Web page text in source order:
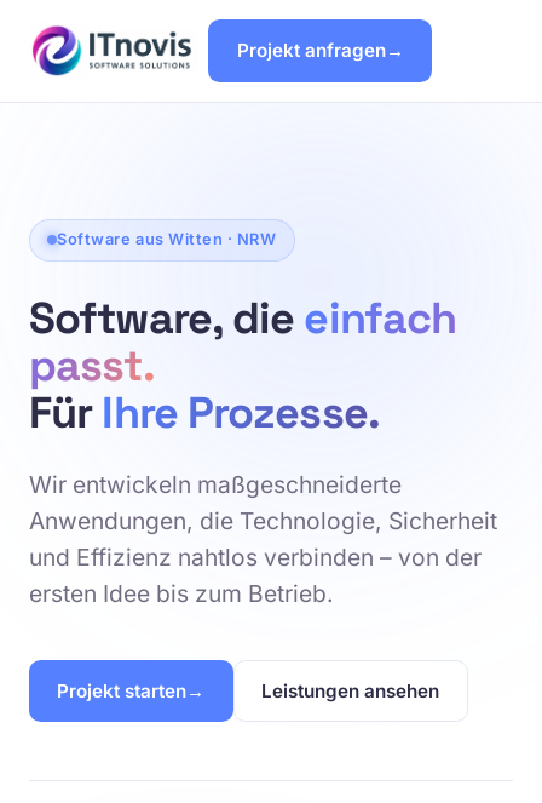
Projekt anfragen
Software aus Witten · NRW
Software, dieeinfach
passt.
FürIhre Prozesse.
Wir entwickeln maßgeschneiderte
Anwendungen, die Technologie, Sicherheit
und Effizienz nahtlos verbinden – von der
ersten Idee bis zum Betrieb.
Projekt starten Leistungen ansehen